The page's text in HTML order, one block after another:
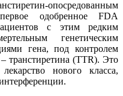
опосредованным
одобренное FDA
с этим редким
генетическим
гена, под контролем
транстиретина (TTR). Это
нового класса,